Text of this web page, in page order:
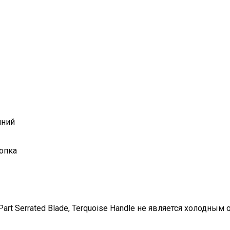
Serrated Blade, Terquoise Handle не является холодным